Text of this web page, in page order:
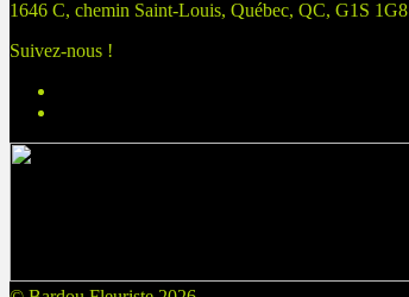
1646 C, chemin Saint-Louis, Québec, QC, G1S 1G8
Suivez-nous !